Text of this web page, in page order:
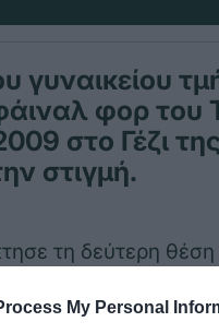
My Personal
γυναικείου
φορ του
στο Γέζι
στιγμή.
τη δεύτερη θέση
με 3-0 (25-5, 25-21,